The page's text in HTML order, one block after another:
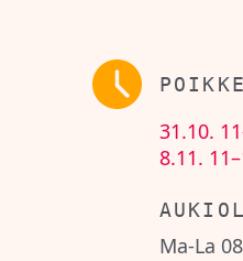
31.10.
8.11.
Ma-La